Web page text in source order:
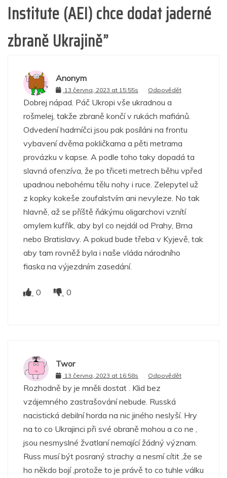
Institute (AEI) chce dodat jaderné
zbraně Ukrajině”
Anonym
13 června, 2023 at 15:55s Odpovědět
Dobrej nápad. Páč Ukropi vše ukradnou a
rošmelej, takže zbraně končí v rukách mafiánů.
Odvedení hadrníčci jsou pak posíláni na frontu
vybavení dvěma pokličkama a pěti metrama
provázku v kapse. A podle toho taky dopadá ta
slavná ofenzíva, že po třiceti metrech běhu vpřed
upadnou nebohému tělu nohy i ruce. Zelepytel už
z kopky kokeše zoufalstvím ani nevyleze. No tak
hlavně, až se příště ňákýmu oligarchovi vznítí
omylem kufřík, aby byl co nejdál od Prahy, Brna
nebo Bratislavy. A pokud bude třeba v Kyjevě, tak
aby tam rovněž byla i naše vláda národního
fiaska na výjezdním zasedání.
0 0
Twor
13 června, 2023 at 16:58s Odpovědět
Rozhodně by je mněli dostat . Klid bez
vzájemného zastrašování nebude. Russká
nacistická debilní horda na nic jiného neslyší. Hry
na to co Ukrajinci při své obraně mohou a co ne ,
jsou nesmyslné žvatlaní nemající žádný význam.
Russ musí být posraný strachy a nesmí cítit ,že se
ho někdo bojí ,protože to je právě to co tuhle válku